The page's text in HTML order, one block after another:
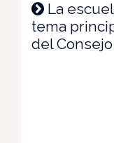
La
tema
del